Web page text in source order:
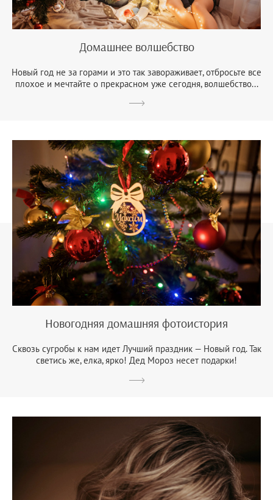
Домашнее волшебство
Новый год не за горами и это так завораживает, отбросьте все
плохое и мечтайте о прекрасном уже сегодня, волшебство...
Новогодняя домашняя фотоистория
Сквозь сугробы к нам идет Лучший праздник — Новый год. Так
светись же, елка, ярко! Дед Мороз несет подарки!